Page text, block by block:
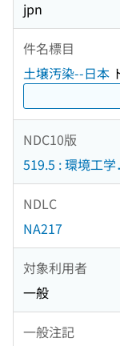
jpn
件名標目
土壌汚染--日本
NDC10版
519.5 : 環境工学
NDLC
NA217
対象利用者
一般
一般注記